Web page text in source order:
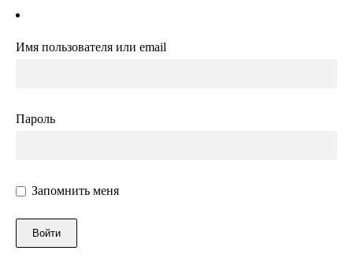
Имя пользователя или email
Пароль
Запомнить меня